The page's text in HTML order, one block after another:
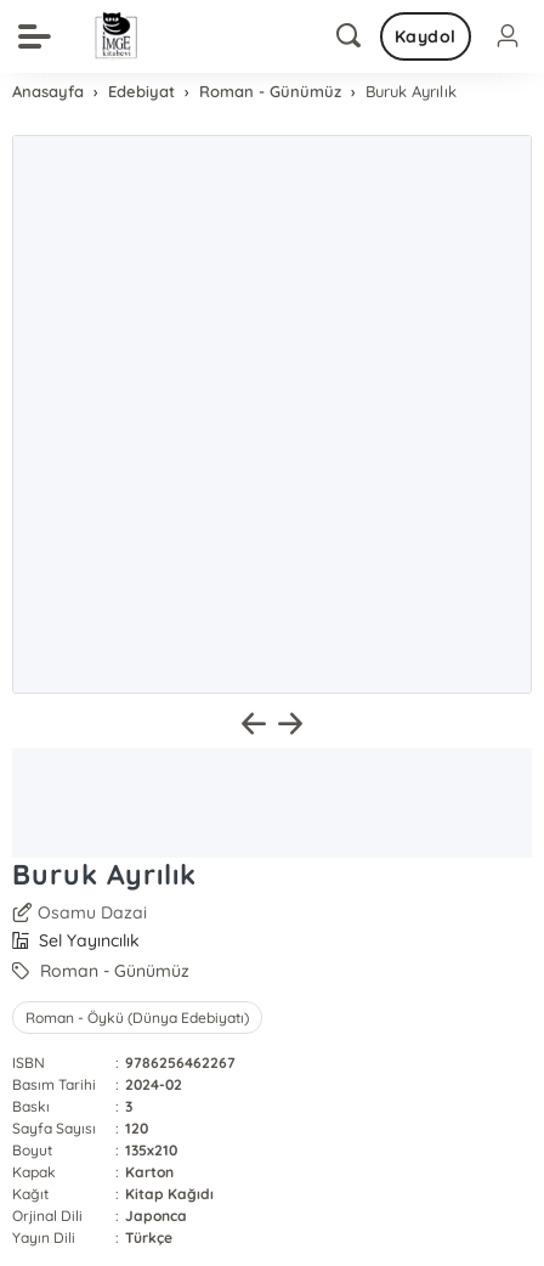
Kaydol
Anasayfa Edebiyat Roman - Günümüz Buruk Ayrılık
Buruk Ayrılık
Osamu Dazai
Sel Yayıncılık
Roman - Günümüz
Roman - Öykü (Dünya Edebiyatı)
ISBN : 9786256462267
Basım Tarihi
: 2024-02
Baskı
: 3
Sayfa Sayısı
: 120
Boyut
: 135x210
Kapak
: Karton
Kağıt
: Kitap Kağıdı
Orjinal Dili
: Japonca
Yayın Dili
: Türkçe